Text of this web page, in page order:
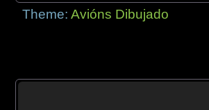
Theme:Avións Dibujado